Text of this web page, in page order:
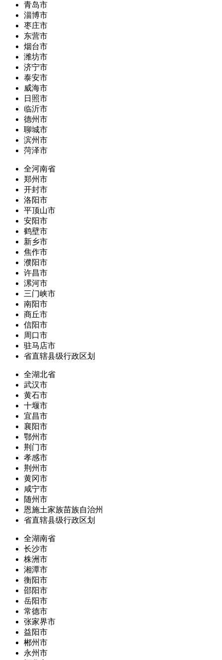
青岛市
淄博市
枣庄市
东营市
烟台市
潍坊市
济宁市
泰安市
威海市
日照市
临沂市
德州市
聊城市
滨州市
菏泽市
全河南省
郑州市
开封市
洛阳市
平顶山市
安阳市
鹤壁市
新乡市
焦作市
濮阳市
许昌市
漯河市
三门峡市
南阳市
商丘市
信阳市
周口市
驻马店市
省直辖县级行政区划
全湖北省
武汉市
黄石市
十堰市
宜昌市
襄阳市
鄂州市
荆门市
孝感市
荆州市
黄冈市
咸宁市
随州市
恩施土家族苗族自治州
省直辖县级行政区划
全湖南省
长沙市
株洲市
湘潭市
衡阳市
邵阳市
岳阳市
常德市
张家界市
益阳市
郴州市
永州市